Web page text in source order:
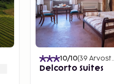
vuonna 1361. Se
järjestetään koko
esimerkiksi paraateja.
di Montalcino,
joka on tunnettu
historia ja runsaasti
10/10(39 Arvostelut
Delcorto Suites